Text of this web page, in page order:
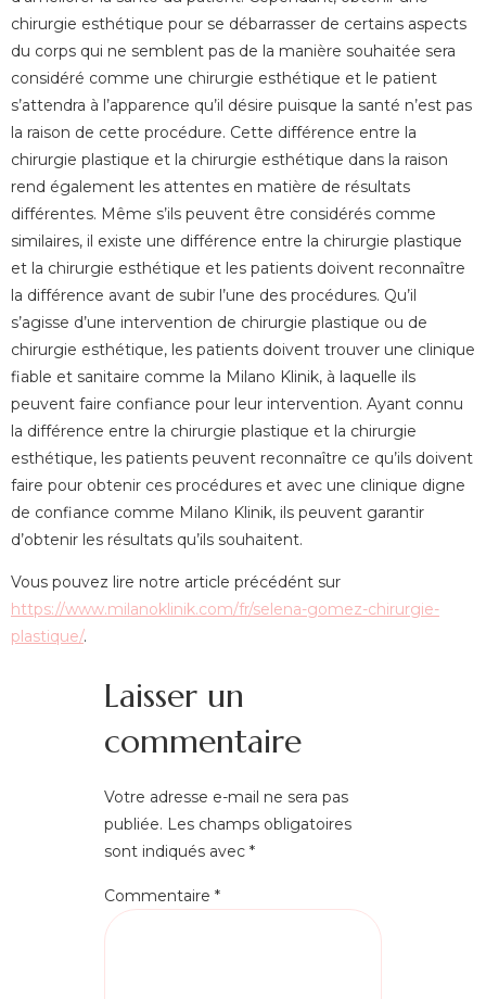
chirurgie esthétique pour se débarrasser de certains aspects
du corps qui ne semblent pas de la manière souhaitée sera
considéré comme une chirurgie esthétique et le patient
s’attendra à l’apparence qu’il désire puisque la santé n’est pas
la raison de cette procédure. Cette différence entre la
chirurgie plastique et la chirurgie esthétique dans la raison
rend également les attentes en matière de résultats
différentes. Même s’ils peuvent être considérés comme
similaires, il existe une différence entre la chirurgie plastique
et la chirurgie esthétique et les patients doivent reconnaître
la différence avant de subir l’une des procédures. Qu’il
s’agisse d’une intervention de chirurgie plastique ou de
chirurgie esthétique, les patients doivent trouver une clinique
fiable et sanitaire comme la Milano Klinik, à laquelle ils
peuvent faire confiance pour leur intervention. Ayant connu
la différence entre la chirurgie plastique et la chirurgie
esthétique, les patients peuvent reconnaître ce qu’ils doivent
faire pour obtenir ces procédures et avec une clinique digne
de confiance comme Milano Klinik, ils peuvent garantir
d’obtenir les résultats qu’ils souhaitent.
Vous pouvez lire notre article précédént sur
https://www.milanoklinik.com/fr/selena-gomez-chirurgie-
plastique/.
Laisser un
commentaire
Votre adresse e-mail ne sera pas
publiée. Les champs obligatoires
sont indiqués avec *
Commentaire *